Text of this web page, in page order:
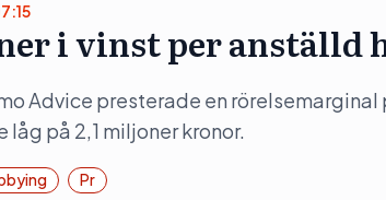
i vinst per anställd
Advice presterade en
på 2,1 miljoner kronor.
Pr